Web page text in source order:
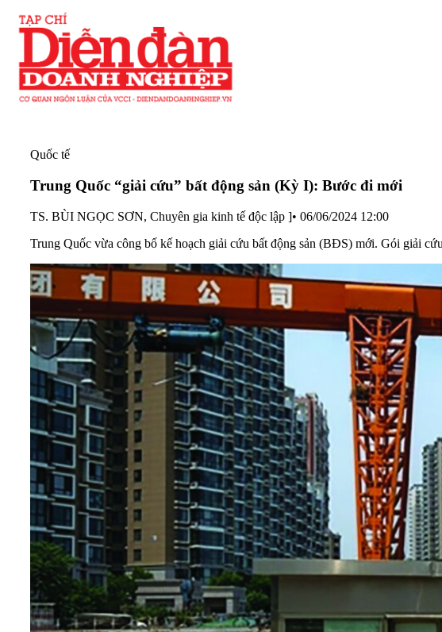
Quốc tế
Trung Quốc “giải cứu” bất động sản (Kỳ I): Bước đi mới
TS. BÙI NGỌC SƠN, Chuyên gia kinh tế độc lập ]• 06/06/2024 12:00
Trung Quốc vừa công bố kế hoạch giải cứu bất động sản (BĐS) mới. Gói giải